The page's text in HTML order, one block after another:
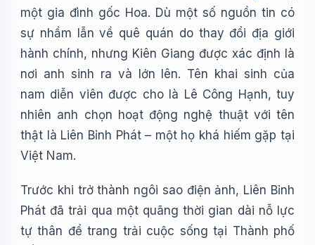
một gia đình gốc Hoa. Dù một số nguồn tin có
sự nhầm lẫn về quê quán do thay đổi địa giới
hành chính, nhưng Kiên Giang được xác định là
nơi anh sinh ra và lớn lên. Tên khai sinh của
nam diễn viên được cho là Lê Công Hạnh, tuy
nhiên anh chọn hoạt động nghệ thuật với tên
thật là Liên Bỉnh Phát – một họ khá hiếm gặp tại
Việt Nam.
Trước khi trở thành ngôi sao điện ảnh, Liên Bỉnh
Phát đã trải qua một quãng thời gian dài nỗ lực
tự thân để trang trải cuộc sống tại Thành phố